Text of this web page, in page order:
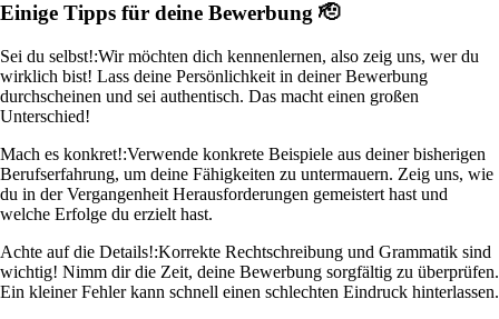
Einige Tipps für deine Bewerbung 🫡
Sei du selbst!:Wir möchten dich kennenlernen, also zeig uns, wer du
wirklich bist! Lass deine Persönlichkeit in deiner Bewerbung
durchscheinen und sei authentisch. Das macht einen großen
Unterschied!
Mach es konkret!:Verwende konkrete Beispiele aus deiner bisherigen
Berufserfahrung, um deine Fähigkeiten zu untermauern. Zeig uns, wie
du in der Vergangenheit Herausforderungen gemeistert hast und
welche Erfolge du erzielt hast.
Achte auf die Details!:Korrekte Rechtschreibung und Grammatik sind
wichtig! Nimm dir die Zeit, deine Bewerbung sorgfältig zu überprüfen.
Ein kleiner Fehler kann schnell einen schlechten Eindruck hinterlassen.